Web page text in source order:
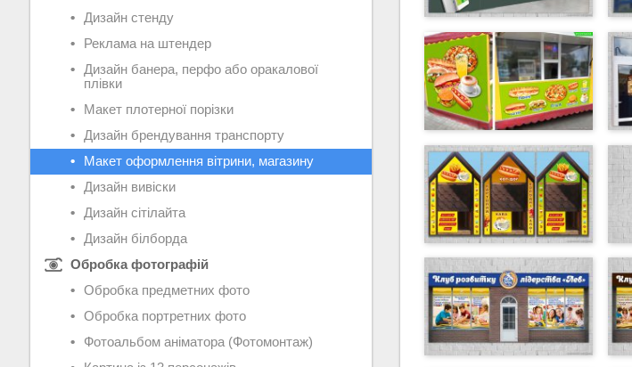
Дизайн стенду
Реклама на штендер
Дизайн банера, перфо або оракалової
плівки
Макет плотерної порізки
Дизайн брендування транспорту
Макет оформлення вітрини, магазину
Дизайн вивіски
Дизайн сітілайта
Дизайн білборда
Обробка фотографій
Обробка предметних фото
Обробка портретних фото
Фотоальбом аніматора (Фотомонтаж)